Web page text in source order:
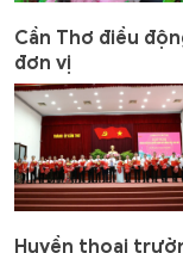
Cần Thơ điều
đơn vị
Huyền thoại